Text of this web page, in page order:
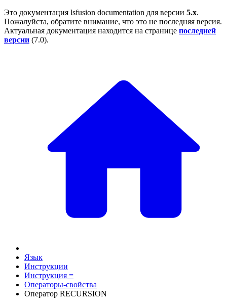
Это документация lsfusion documentation для версии 5.x.
Пожалуйста, обратите внимание, что это не последняя версия.
Актуальная документация находится на странице последней
версии (7.0).
Язык
Инструкции
Инструкция =
Операторы-свойства
Оператор RECURSION